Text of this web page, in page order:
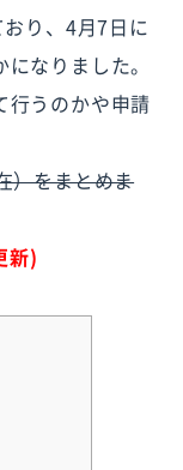
り、4月7日に
なりました。
行うのかや申請
）をまとめま
新)